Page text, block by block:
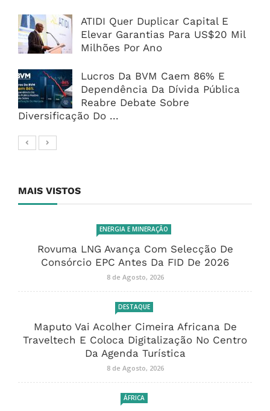
ATIDI Quer Duplicar Capital E
Elevar Garantias Para US$20 Mil
Milhões Por Ano
Lucros Da BVM Caem 86% E
Dependência Da Dívida Pública
Reabre Debate Sobre
Diversificação Do ...
MAIS VISTOS
ENERGIA E MINERAÇÃO
Rovuma LNG Avança Com Selecção De
Consórcio EPC Antes Da FID De 2026
8 de Agosto, 2026
DESTAQUE
Maputo Vai Acolher Cimeira Africana De
Traveltech E Coloca Digitalização No Centro
Da Agenda Turística
8 de Agosto, 2026
ÁFRICA